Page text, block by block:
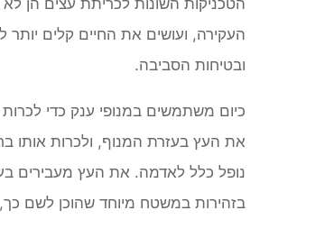
העקירה, ועושים את החיים קלים
ובטיחות הסביבה.
את העץ בעזרת המנוף, ולכרות אותו
נופל כלל לאדמה. את העץ מעבירים
בזהירות במשטח מיוחד שהוכן לשם